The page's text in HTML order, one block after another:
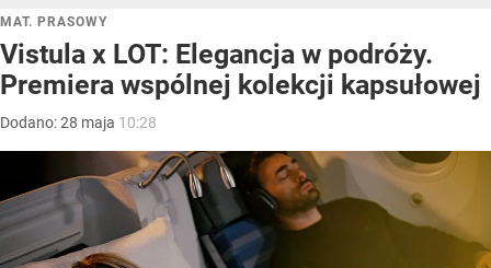
MAT. PRASOWY
Vistula x LOT: Elegancja w podróży.
Premiera wspólnej kolekcji kapsułowej
Dodano:28 maja 10:28